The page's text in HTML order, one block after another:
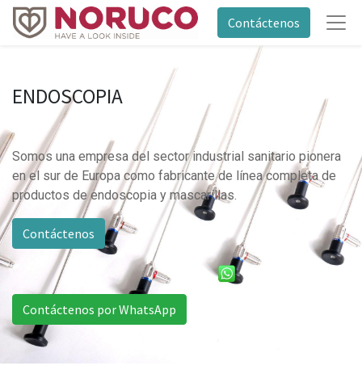
Contáctenos
ENDOSCOPIA
Somos una empresa del sector industrial sanitario pionera
en el sur de Europa como fabricante de línea completa de
productos de endoscopia y mascarillas.
Contáctenos
Contáctenos por WhatsApp